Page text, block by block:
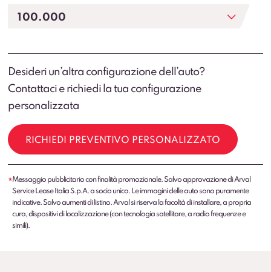
Desideri un’altra configurazione dell’auto?
Contattaci e richiedi la tua configurazione
personalizzata
RICHIEDI PREVENTIVO PERSONALIZZATO
*Messaggio pubblicitario con finalità promozionale. Salvo approvazione di Arval
Service Lease Italia S.p.A. a socio unico. Le immagini delle auto sono puramente
indicative. Salvo aumenti di listino. Arval si riserva la facoltà di installare, a propria
cura, dispositivi di localizzazione (con tecnologia satellitare, a radio frequenze e
simili).